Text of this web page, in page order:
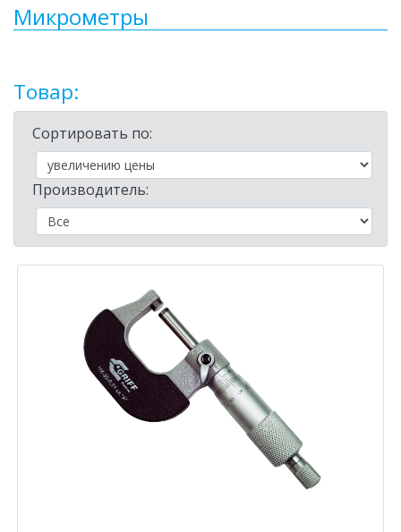
Микрометры
Товар:
Сортировать по:
Производитель: